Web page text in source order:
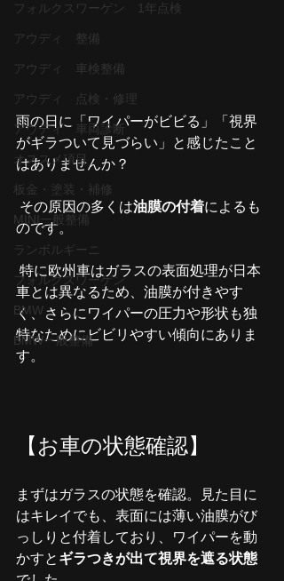
フォルクスワーゲン 1年点検
アウディ 整備
アウディ 車検整備
アウディ 点検・修理
アウディ 車両診断
オススメ項目
板金・塗装・補修
MINI一般整備
ランボルギーニ
フォルクスワーゲン
BMW
BMW一般整備
雨の日に「ワイパーがビビる」「視界
がギラついて見づらい」と感じたこと
はありませんか？
その原因の多くは油膜の付着によるも
のです。
車とは異なるため、油膜が付きやす
く、さらにワイパーの圧力や形状も独
特なためにビビリやすい傾向にありま
す。
【お車の状態確認】
まずはガラスの状態を確認。見た目に
はキレイでも、表面には薄い油膜がび
っしりと付着しており、ワイパーを動
かすと ギラつきが出て視界を遮る状態